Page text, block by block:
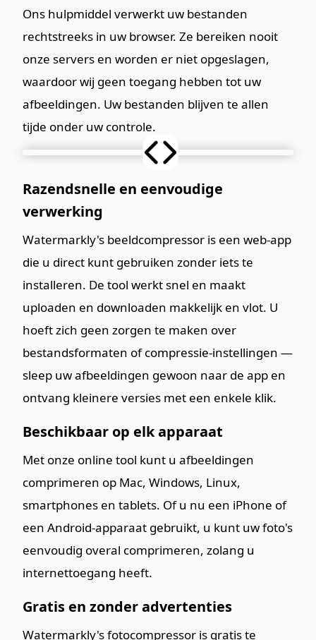
Ons hulpmiddel verwerkt uw bestanden
rechtstreeks in uw browser. Ze bereiken nooit
onze servers en worden er niet opgeslagen,
waardoor wij geen toegang hebben tot uw
afbeeldingen. Uw bestanden blijven te allen
tijde onder uw controle.
Razendsnelle en eenvoudige
verwerking
Watermarkly's beeldcompressor is een web-app
die u direct kunt gebruiken zonder iets te
installeren. De tool werkt snel en maakt
uploaden en downloaden makkelijk en vlot. U
hoeft zich geen zorgen te maken over
bestandsformaten of compressie-instellingen —
sleep uw afbeeldingen gewoon naar de app en
ontvang kleinere versies met een enkele klik.
Beschikbaar op elk apparaat
Met onze online tool kunt u afbeeldingen
comprimeren op Mac, Windows, Linux,
smartphones en tablets. Of u nu een iPhone of
een Android-apparaat gebruikt, u kunt uw foto's
eenvoudig overal comprimeren, zolang u
internettoegang heeft.
Gratis en zonder advertenties
Watermarkly's fotocompressor is gratis te